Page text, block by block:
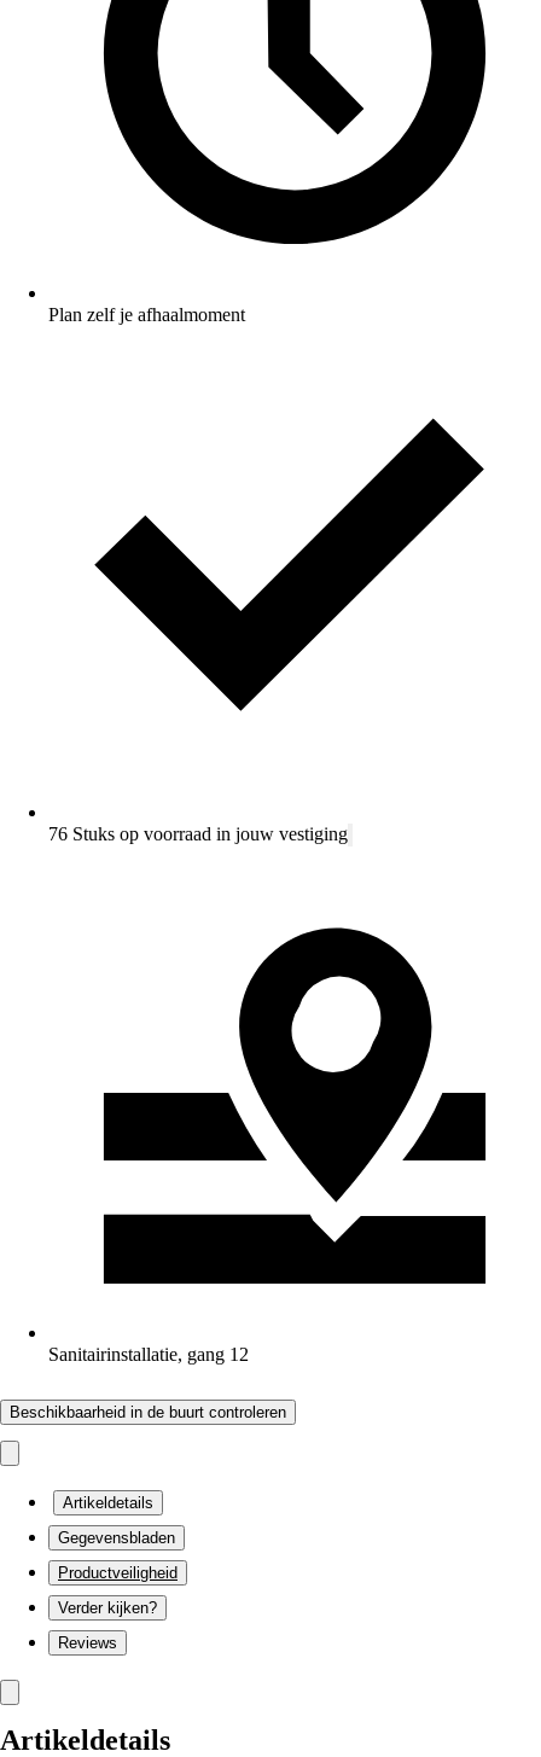
Plan zelf je afhaalmoment
76 Stuks op voorraad in jouw vestiging
Sanitairinstallatie, gang 12
Beschikbaarheid in de buurt controleren
Artikeldetails
Gegevensbladen
Productveiligheid
Verder kijken?
Reviews
Artikeldetails